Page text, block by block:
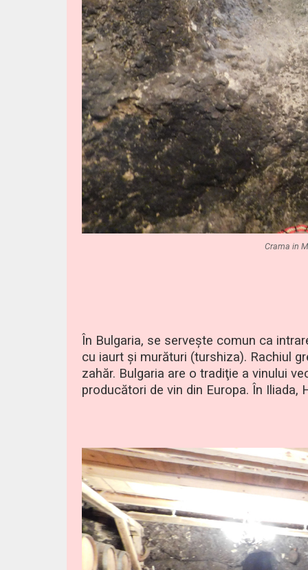
Crama in
În Bulgaria, se serveşte comun ca
cu iaurt şi murături (turshiza). Rachiul
zahăr. Bulgaria are o tradiţie a vinului
producători de vin din Europa. În Iliada,